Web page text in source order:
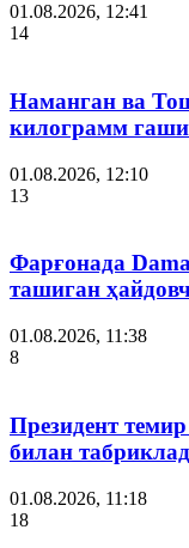
01.08.2026, 12:41
14
Наманган ва
килограмм
01.08.2026, 12:10
13
Фарғонада
ташиган
01.08.2026, 11:38
8
Президент
билан
01.08.2026, 11:18
18